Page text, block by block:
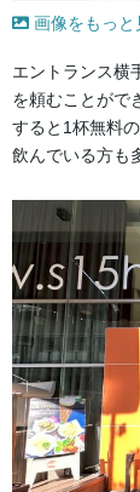
画像をもっと
エントランス横
を頼むことがで
すると1杯無料
飲んでいる方も